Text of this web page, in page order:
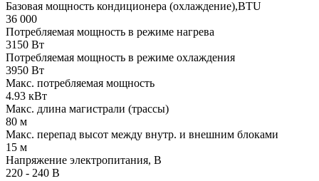
Базовая мощность кондиционера (охлаждение),BTU
36 000
Потребляемая мощность в режиме нагрева
3150 Вт
Потребляемая мощность в режиме охлаждения
3950 Вт
Макс. потребляемая мощность
4.93 кВт
Макс. длина магистрали (трассы)
80 м
Макс. перепад высот между внутр. и внешним блоками
15 м
Напряжение электропитания, В
220 - 240 В